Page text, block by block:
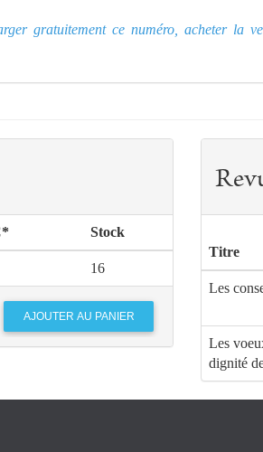
gratuitement ce numéro, acheter la
Stock
16
Titre
Les
Les
dignité